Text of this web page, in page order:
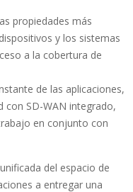
propiedades más
y los sistemas
a la cobertura de
de las aplicaciones,
con SD-WAN integrado,
en conjunto con
del espacio de
a entregar una